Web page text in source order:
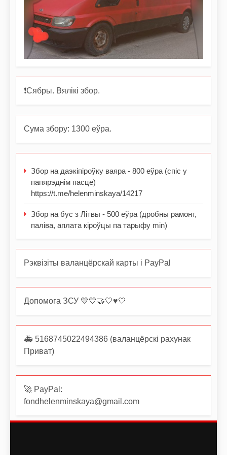
❗️Сябры. Вялікі збор.
Сума збору: 1300 еўра.
Збор на даэкіпіроўку ваяра - 800 еўра (спіс у
папярэднім пасце)
https://t.me/helenminskaya/14217
Збор на бус з Літвы - 500 еўра (дробны рамонт,
паліва, аплата кіроўцы па тарыфу min)
Рэквізіты валанцёрскай карты і PayPal
Допомога ЗСУ 💙💛🤝🤍♥️🤍
🚑 5168745022494386 (валанцёрскі рахунак
Приват)
🚀 PayPal:
fondhelenminskaya@gmail.com